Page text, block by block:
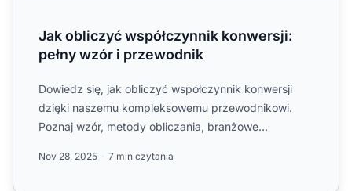
Jak obliczyć współczynnik konwersji:
pełny wzór i przewodnik
Dowiedz się, jak obliczyć współczynnik konwersji
dzięki naszemu kompleksowemu przewodnikowi.
Poznaj wzór, metody obliczania, branżowe
Nov 28, 2025 7 min czytania